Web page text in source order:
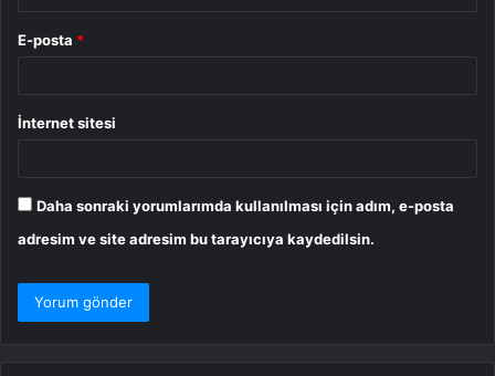
E-posta *
İnternet sitesi
Daha sonraki yorumlarımda kullanılması için adım, e-posta
adresim ve site adresim bu tarayıcıya kaydedilsin.